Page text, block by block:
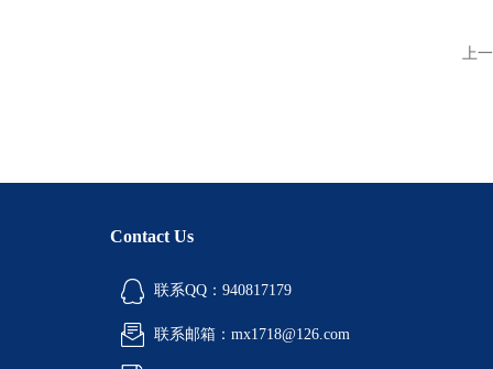
上
Contact Us
联系QQ：940817179
联系邮箱：mx1718@126.com